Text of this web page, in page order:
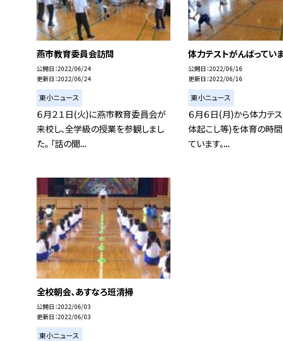
燕市教育委員会訪問
公開日 2022/06/24
更新日 2022/06/24
東小ニュース
６月２１日(火)に燕市教育委員会が
来校し、全学級の授業を参観しまし
た。 「話の聞...
体力テストがんばっていま
公開日 2022/06/16
更新日 2022/06/16
東小ニュース
６月６日(月)から体力テ
体起こし等)を体育の時
ています。...
全校朝会、あすなろ班清掃
公開日 2022/06/03
更新日 2022/06/03
東小ニュース